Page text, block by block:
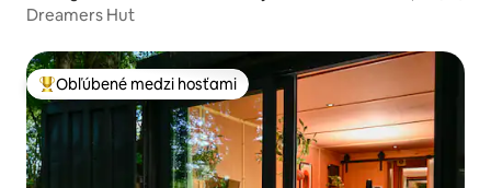
Dreamers Hut
Najobľúbenejšie medzi hosťami
Obľúbené medzi hosťami